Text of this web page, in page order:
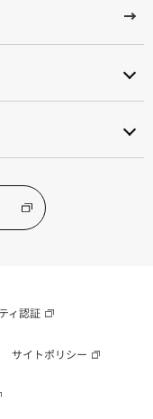
ィ認証
サイトポリシー